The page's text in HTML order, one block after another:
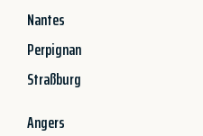
Nantes
Perpignan
Straßburg
Angers